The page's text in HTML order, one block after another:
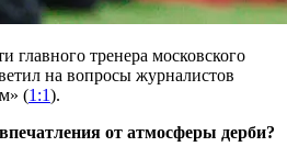
тренера московского
на вопросы журналистов
(1:1).
от атмосферы дерби?